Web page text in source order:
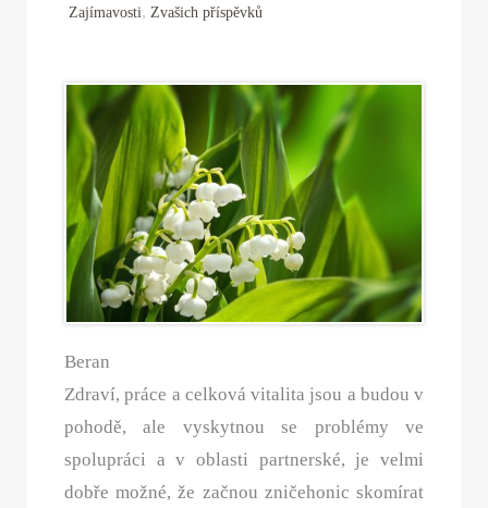
Zajímavosti, Zvašich příspěvků
Beran
Zdraví, práce a celková vitalita jsou a budou v
pohodě, ale vyskytnou se problémy ve
spolupráci a v oblasti partnerské, je velmi
dobře možné, že začnou zničehonic skomírat